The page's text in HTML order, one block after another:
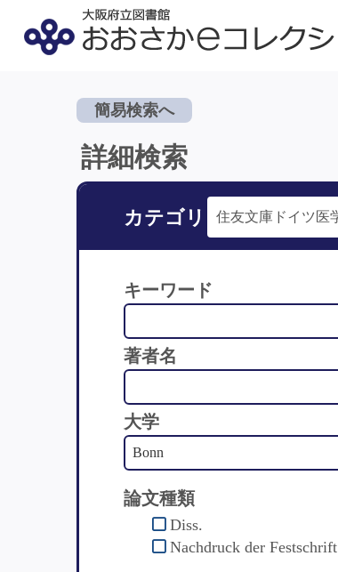
簡易検索へ
詳細検索
カテゴリ
キーワード
著者名
大学
論文種類
Diss.
Nachdruck der Festschrift